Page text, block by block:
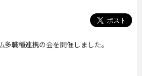
職種連携の会を開催しました。